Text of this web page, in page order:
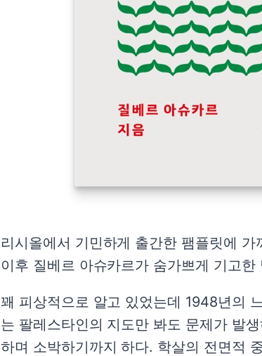
리시올에서 기민하게 출간한 팸플릿에
이후 질베르 아슈카르가 숨가쁘게 기고
꽤 피상적으로 알고 있었는데 1948년의
는 팔레스타인의 지도만 봐도 문제가 발
하며 소박하기까지 하다. 학살의 전면적